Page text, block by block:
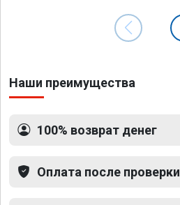
Наши преимущества
100% возврат денег
Оплата после проверки